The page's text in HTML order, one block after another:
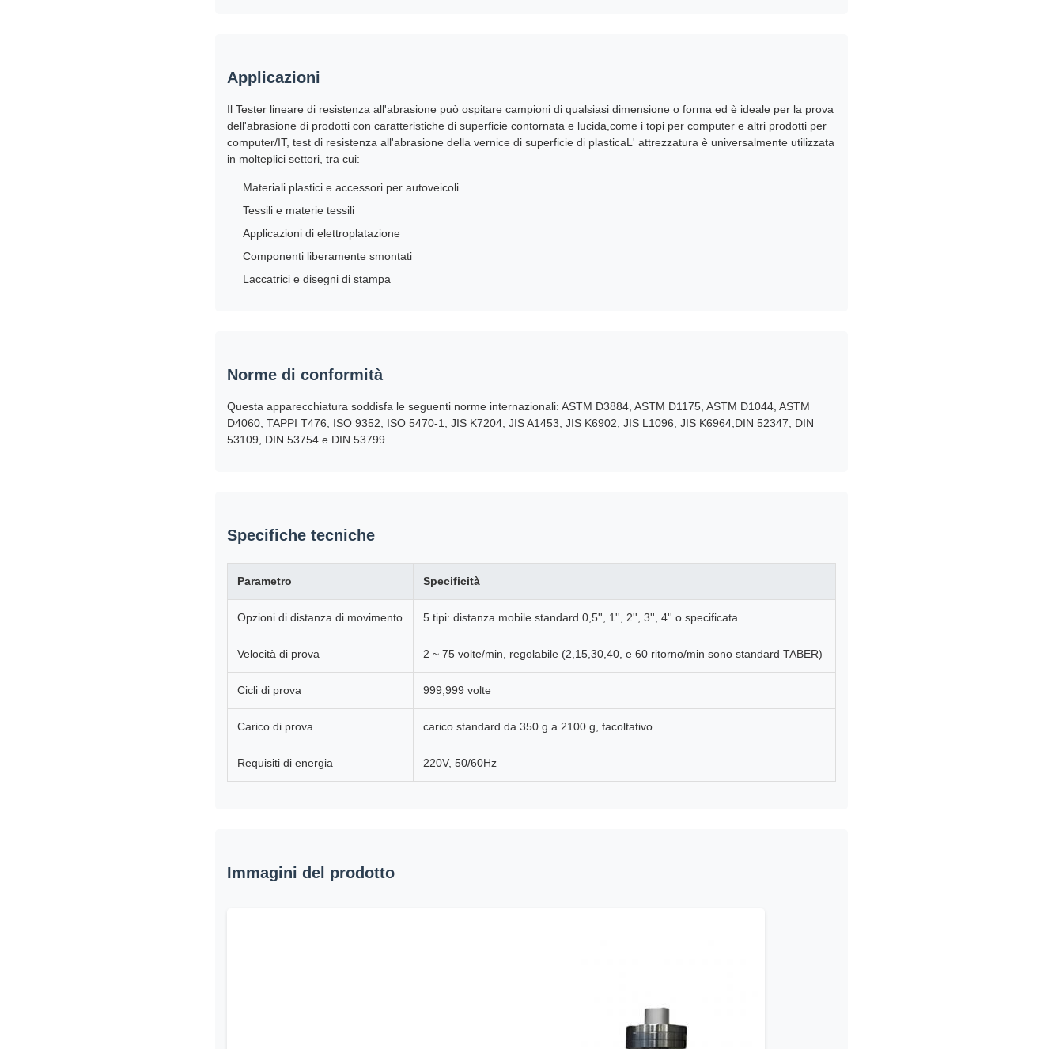
Applicazioni
Il Tester lineare di resistenza all'abrasione può ospitare campioni di qualsiasi dimensione o forma ed è ideale per la prova
dell'abrasione di prodotti con caratteristiche di superficie contornata e lucida,come i topi per computer e altri prodotti per
computer/IT, test di resistenza all'abrasione della vernice di superficie di plasticaL' attrezzatura è universalmente utilizzata
in molteplici settori, tra cui:
Materiali plastici e accessori per autoveicoli
Tessili e materie tessili
Applicazioni di elettroplatazione
Componenti liberamente smontati
Laccatrici e disegni di stampa
Norme di conformità
Questa apparecchiatura soddisfa le seguenti norme internazionali: ASTM D3884, ASTM D1175, ASTM D1044, ASTM
D4060, TAPPI T476, ISO 9352, ISO 5470-1, JIS K7204, JIS A1453, JIS K6902, JIS L1096, JIS K6964,DIN 52347, DIN
53109, DIN 53754 e DIN 53799.
Specifiche tecniche
Parametro Specificità
Opzioni di distanza di movimento 5 tipi: distanza mobile standard 0,5'', 1'', 2'', 3'', 4'' o specificata
Velocità di prova 2 ~ 75 volte/min, regolabile (2,15,30,40, e 60 ritorno/min sono standard TABER)
Cicli di prova 999,999 volte
Carico di prova carico standard da 350 g a 2100 g, facoltativo
Requisiti di energia 220V, 50/60Hz
Immagini del prodotto